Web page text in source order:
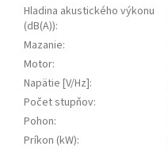
Hladina akustického výkonu
(dB(A)):
Mazanie:
Motor:
Napätie [V/Hz]:
Počet stupňov:
Pohon:
Príkon (kW):